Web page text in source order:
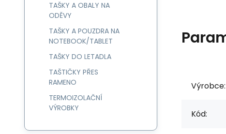
Výrobce:
Kód:
TAŠKY A OBALY NA
ODĚVY
TAŠKY A POUZDRA NA
NOTEBOOK/TABLET
TAŠKY DO LETADLA
TAŠTIČKY PŘES
RAMENO
TERMOIZOLAČNÍ
VÝROBKY